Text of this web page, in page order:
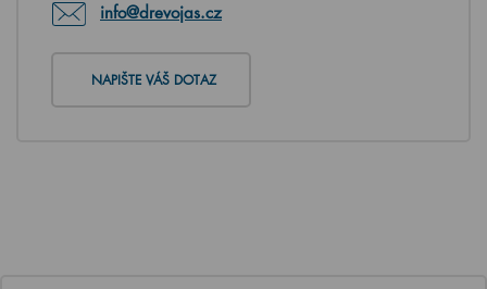
info@drevojas.cz
NAPIŠTE VÁŠ DOTAZ